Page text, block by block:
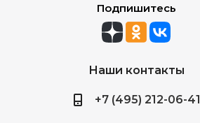
Подпишитесь
Наши контакты
+7 (495) 212-06-41